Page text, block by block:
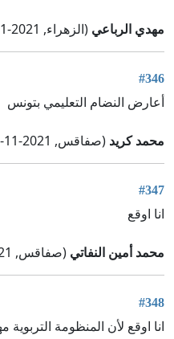
مهدي الرباعي (الزهراء, 2021-11-28)
#346
أعارض النضام التعليمي بتونس
محمد كريد (صفاقس, 2021-11-28)
#347
انا اوقع
محمد أمين النفاتي (صفاقس, 2021-11-28)
#348
انا اوقع لأن المنظومة